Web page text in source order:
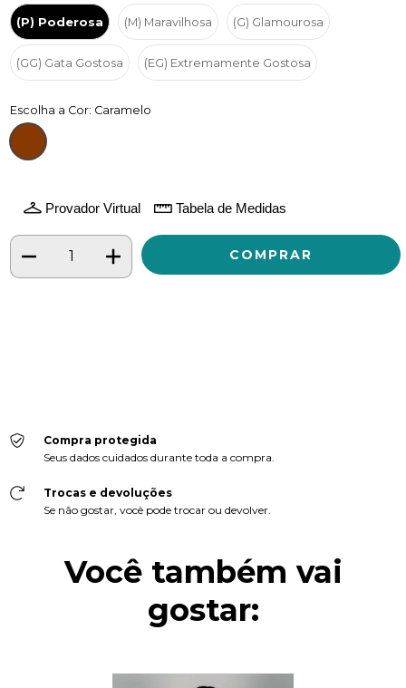
(P) Poderosa (M) Maravilhosa (G) Glamourosa
(GG) Gata Gostosa (EG) Extremamente Gostosa
Escolha a Cor: Caramelo
Provador Virtual Tabela de Medidas
Compra protegida
Seus dados cuidados durante toda a compra.
Trocas e devoluções
Se não gostar, você pode trocar ou devolver.
Você também vai
gostar: